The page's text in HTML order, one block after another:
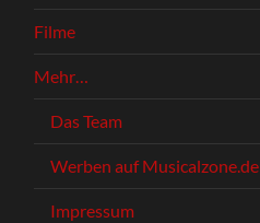
Filme
Mehr…
Das Team
Werben auf Musicalzone.de
Impressum